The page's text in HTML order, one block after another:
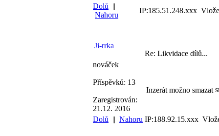
Dolů ||
Nahoru
IP:185.51.248.xxx
Ji-rrka
nováček
Příspěvků: 13
Zaregistrován:
21.12. 2016
Re: Likvidace dílů...
Inzerát možno smazat
Dolů || Nahoru IP:188.92.15.xxx